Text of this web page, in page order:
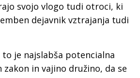
svojo vlogo tudi otroci, ki
dejavnik vztrajanja tudi
je najslabša potencialna
zakon in vajino družino, da se